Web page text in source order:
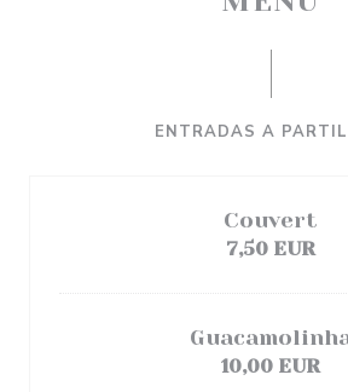
ENTRADAS A
Couvert
7,50 EUR
10,00 EUR